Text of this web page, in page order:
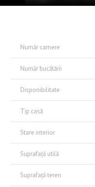
Număr camere
Număr bucătării
Disponibilitate
Tip casă
Stare interior
Suprafață utilă
Suprafață teren